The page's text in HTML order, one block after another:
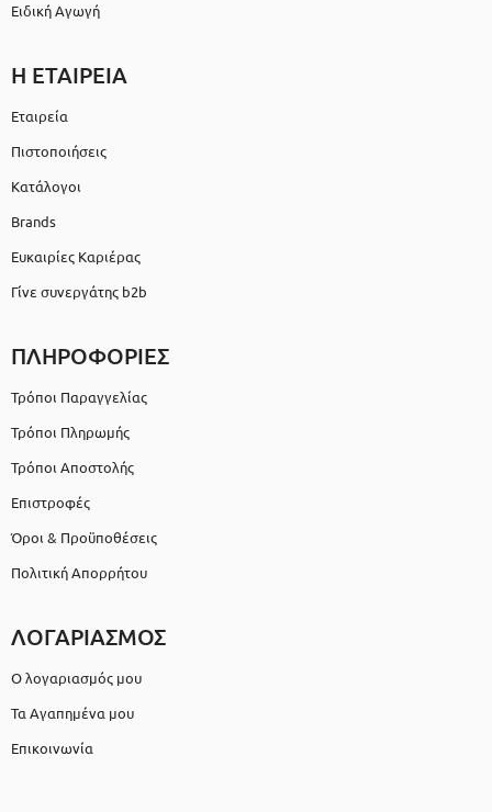
Ειδική Αγωγή
Η ΕΤΑΙΡΕΙΑ
Εταιρεία
Πιστοποιήσεις
Κατάλογοι
Brands
Ευκαιρίες Καριέρας
Γίνε συνεργάτης b2b
ΠΛΗΡΟΦΟΡΙΕΣ
Τρόποι Παραγγελίας
Τρόποι Πληρωμής
Τρόποι Αποστολής
Επιστροφές
Όροι & Προϋποθέσεις
Πολιτική Απορρήτου
ΛΟΓΑΡΙΑΣΜΟΣ
Ο λογαριασμός μου
Τα Αγαπημένα μου
Επικοινωνία